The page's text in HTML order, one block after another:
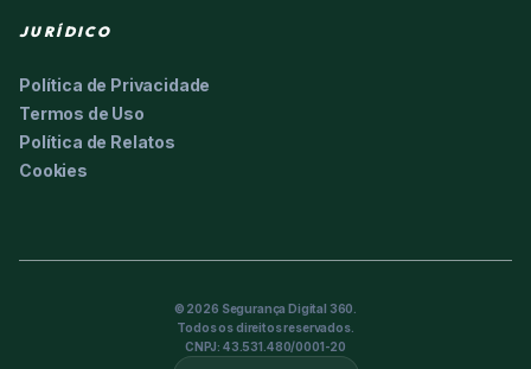
JURÍDICO
Política de Privacidade
Termos de Uso
Política de Relatos
Cookies
© 2026 Segurança Digital 360.
Todos os direitos reservados.
CNPJ: 43.531.480/0001-20